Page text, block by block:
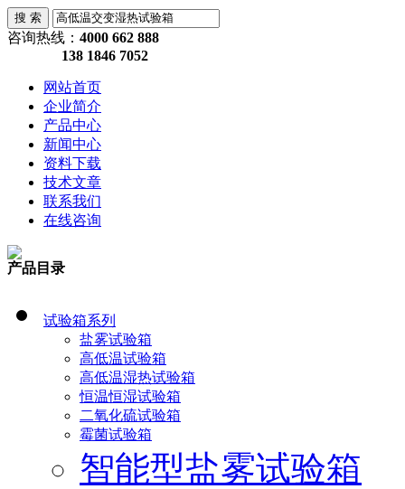
咨询热线： 4000 662 888
138 1846 7052
网站首页
企业简介
产品中心
新闻中心
资料下载
技术文章
联系我们
在线咨询
产品目录
试验箱系列
盐雾试验箱
高低温试验箱
高低温湿热试验箱
恒温恒湿试验箱
二氧化硫试验箱
霉菌试验箱
智能型盐雾试验箱